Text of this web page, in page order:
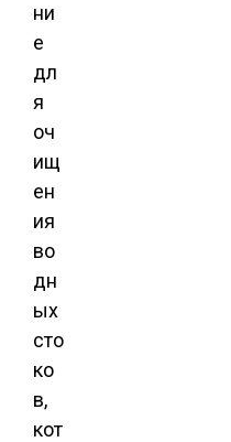
ни
е
дл
я
оч
ищ
ен
ия
во
дн
ых
сто
ко
в,
кот